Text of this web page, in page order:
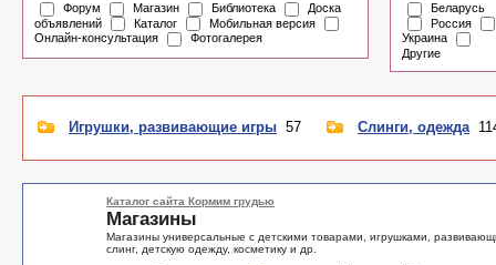
Форум Магазин Библиотека
Доска
объявлений
Каталог
Мобильная версия
Онлайн-консультация
Фотогалерея
Беларусь
Россия
Украина
Другие
Игрушки, развивающие игры 57 Слинги, одежда
Каталог сайта Кормим грудью
Магазины
Магазины универсальные с детскими товарами, игрушками,
слинг, детскую одежду, косметику и др.